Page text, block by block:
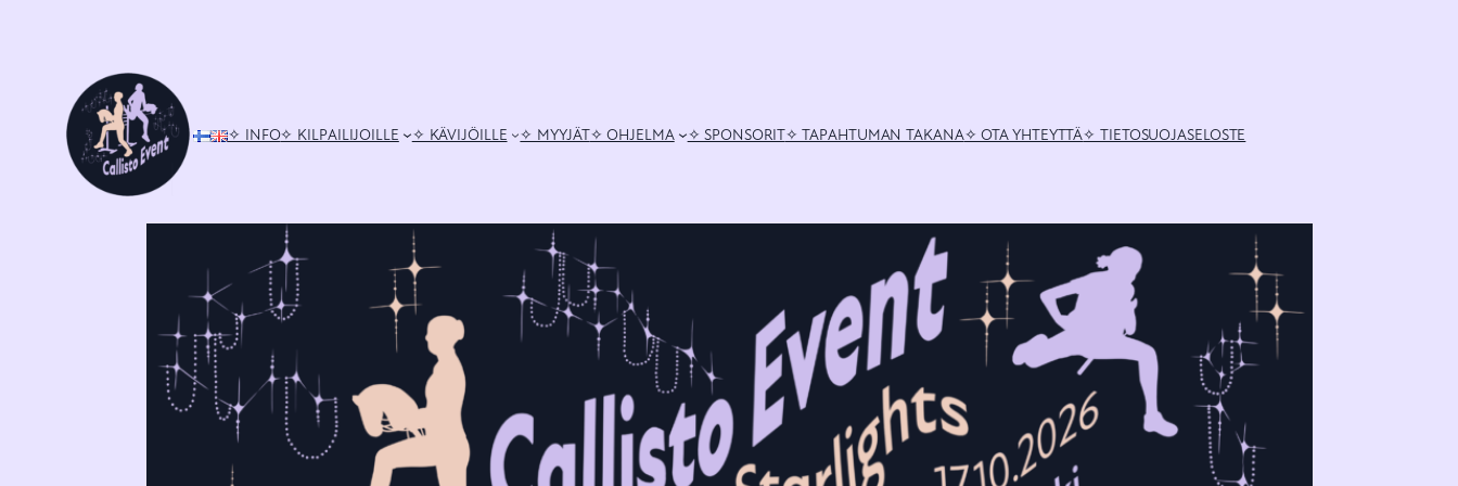
✧ INFO✧ KILPAILIJOILLE ✧ KÄVIJÖILLE ✧ MYYJÄT✧ OHJELMA ✧ SPONSORIT✧ TAPAHTUMAN TAKANA✧ OTA YHTEYTTÄ✧ TIETOSUOJASELOSTE